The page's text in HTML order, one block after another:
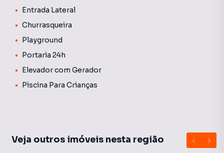
Entrada Lateral
Churrasqueira
Playground
Portaria 24h
Elevador com Gerador
Piscina Para Crianças
Veja outros imóveis nesta região